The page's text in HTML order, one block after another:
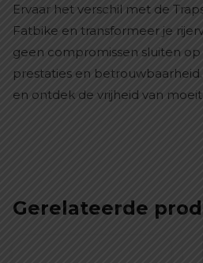
Ervaar het verschil met de
Fatbike en transformeer je
geen compromissen sluiten
prestaties en
en ontdek de vrijheid van
Gerelateerde